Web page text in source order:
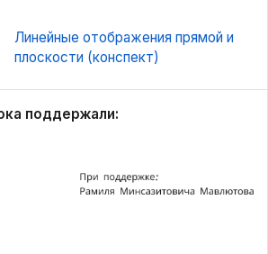
Линейные отображения прямой и
плоскости (конспект)
поддержали: